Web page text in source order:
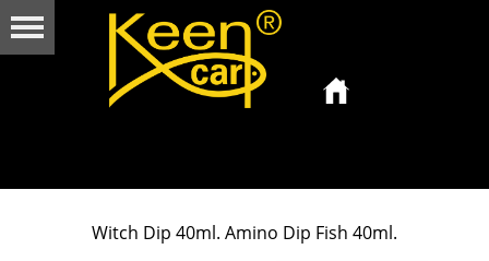
Witch Dip 40ml. Amino Dip Fish 40ml.